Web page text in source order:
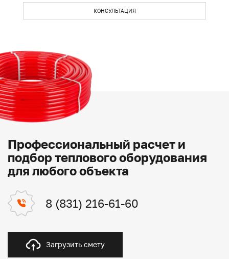
КОНСУЛЬТАЦИЯ
Профессиональный расчет и
подбор теплового оборудования
для любого объекта
8 (831) 216-61-60
Загрузить смету